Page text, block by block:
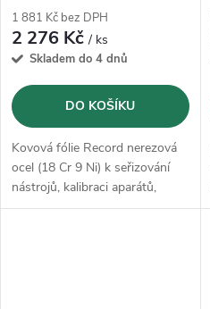
1 881 Kč bez DPH
2 276 Kč/ ks
Skladem do 4 dnů
DO KOŠÍKU
Kovová fólie Record nerezová
ocel (18 Cr 9 Ni) k seřizování
nástrojů, kalibraci aparátů,
vyrovnání tolerancí, podložení